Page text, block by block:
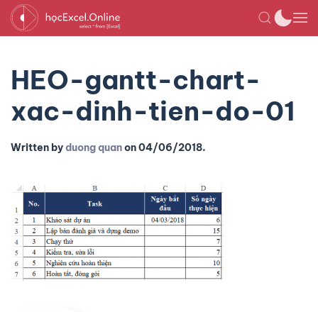
HEO-gantt-chart-
xac-dinh-tien-do-01
Written byduong quanon04/06/2018.